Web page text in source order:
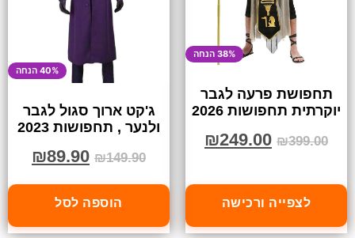
38% הנחה
תחפושת פרעה לגבר
יוקרתית תחפושות 2026
₪399.00
₪249.00
לצפייה ורכישה
40% הנחה
ג'קט ארוך סגול לגבר
ולנער , תחפושות 2023
₪149.90
₪89.90
הוספה לסל